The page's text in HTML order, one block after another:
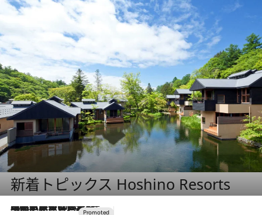
新着トピックス Hoshino Resorts
2026.7.31
【ホテル帰省】という選択肢をOMOが提案。家族とほどよい距離を保つには「昼は実家、夜は気兼ねなくホテルで！」